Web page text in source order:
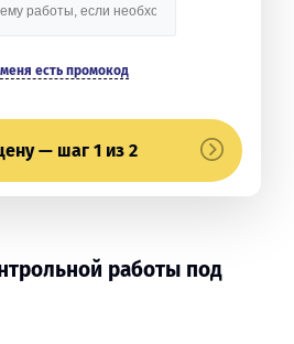
есть промокод
— шаг 1 из 2
работы под